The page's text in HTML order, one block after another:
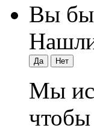
Вы
Да Нет
Мы